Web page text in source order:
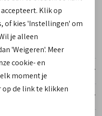
Klik op
of kies 'Instellingen' om
je alleen
'Weigeren'. Meer
cookie- en
moment je
de link te klikken